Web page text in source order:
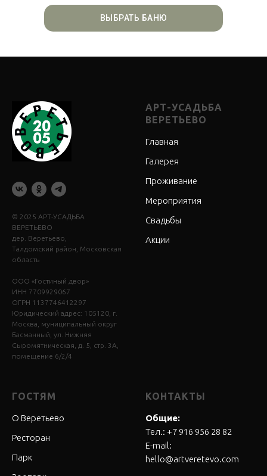
ВЫБРАТЬ БАНЮ
© 2025 АРТ-УСАДЬБА
ВЕРЕТЬЕВО
дер. Веретьево,
Талдомский район, Московская
область
ООО «Гостиный двор»
ИНН 7709929067
ОГРН 1137746412297
Юридический адрес: 105120, г.
Москва, муниципальный округ
Басманный, ул. Нижняя
Сыромятническая, д. 5, стр. 3А,
помещение 6/2/4
АРТ-УСАДЬБА
ВЕРЕТЬЕВО
Главная
Галерея
Проживание
Мероприятия
Свадьбы
Акции
ГОСТЯМ
О Веретьево
Ресторан
Парк
КОНТАКТЫ
Общие:
Тел.: +7 916 956 28 82
E-mail:
hello@artveretevo.com